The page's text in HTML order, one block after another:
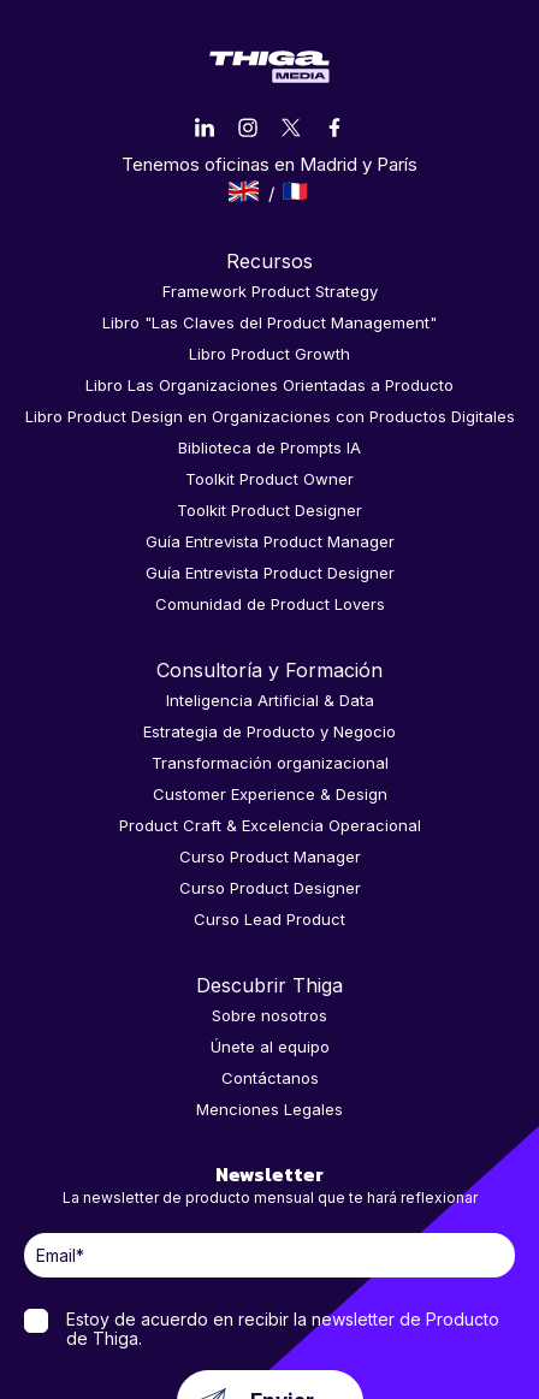
Tenemos oficinas en Madrid y París
Recursos
Framework Product Strategy
Libro "Las Claves del Product Management"
Libro Product Growth
Libro Las Organizaciones Orientadas a Producto
Libro Product Design en Organizaciones con Productos Digitales
Biblioteca de Prompts IA
Toolkit Product Owner
Toolkit Product Designer
Guía Entrevista Product Manager
Guía Entrevista Product Designer
Comunidad de Product Lovers
Consultoría y Formación
Inteligencia Artificial & Data
Estrategia de Producto y Negocio
Transformación organizacional
Customer Experience & Design
Product Craft & Excelencia Operacional
Curso Product Manager
Curso Product Designer
Curso Lead Product
Descubrir Thiga
Sobre nosotros
Únete al equipo
Contáctanos
Menciones Legales
Newsletter
La newsletter de producto mensual que te hará reflexionar
Estoy de acuerdo en recibir la newsletter de Producto
de Thiga.